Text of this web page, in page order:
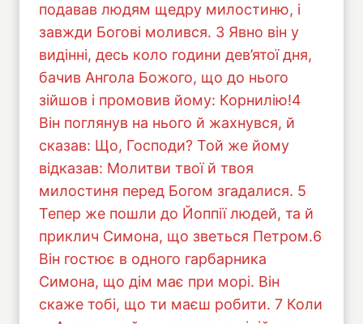
подавав людям щедру милостиню, і
завжди Богові молився. 3 Явно він у
видінні, десь коло години дев’ятої дня,
бачив Ангола Божого, що до нього
зійшов і промовив йому: Корнилію!4
Він поглянув на нього й жахнувся, й
сказав: Що, Господи? Той же йому
відказав: Молитви твої й твоя
милостиня перед Богом згадалися. 5
Тепер же пошли до Йоппії людей, та й
приклич Симона, що зветься Петром.6
Він гостює в одного гарбарника
Симона, що дім має при морі. Він
скаже тобі, що ти маєш робити. 7 Коли